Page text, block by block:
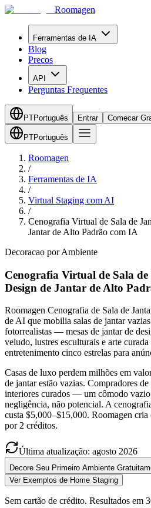
Roomagen
Ferramentas de IA
Blog
Precos
API
Perguntas Frequentes
PTPortuguês Entrar Comecar
PTPortuguês
Roomagen
/
Ferramentas de IA
/
Virtual Staging com AI
/
Cenografia Virtual de Sala de
Jantar de Alto Padrão com IA
Decoracao por Ambiente
Cenografia Virtual de Sala
Design de Jantar de Alto
Roomagen Cenografia de Sala de
de AI que mobilia salas de jantar
fotorrealistas — mesas de jantar de
veludo, lustres esculturais e arte
entretenimento cinco estrelas para
Casas de luxo perdem milhões em
de jantar estão vazias. Compradores
interiores curados — um cômodo vazio
negligência, não potencial. A
custa $5,000–$15,000. Roomagen
por 2 créditos.
Última atualização: agosto 2026
Decore Seu Primeiro Ambiente
Ver Exemplos de Home Staging
Sem cartão de crédito. Resultados em